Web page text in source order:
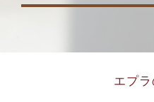
エプ